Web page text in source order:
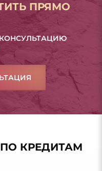
ПРЯМО
КРЕДИТАМ